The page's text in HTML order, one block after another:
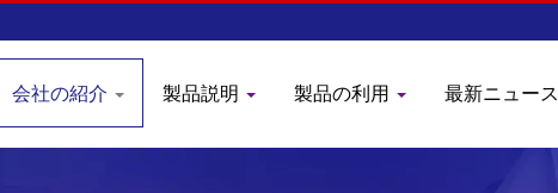
会社の紹介 製品説明 製品の利用 最新ニュース